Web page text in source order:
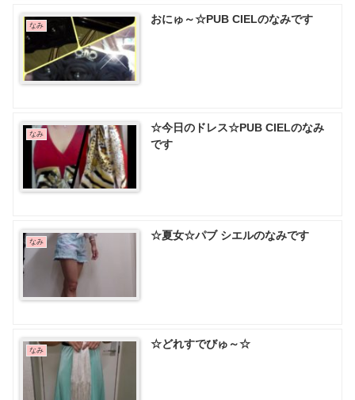
なみ おにゅ～☆PUB CIELのなみです
なみ
☆今日のドレス☆PUB CIELのなみ
です
なみ ☆夏女☆パブ シエルのなみです
なみ ☆どれすでびゅ～☆